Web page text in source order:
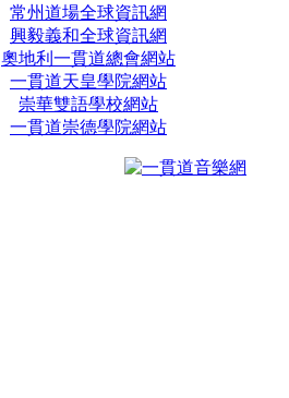
常州道場全球資訊網
興毅義和全球資訊網
奧地利一貫道總會網站
一貫道天皇學院網站
崇華雙語學校網站
一貫道崇德學院網站